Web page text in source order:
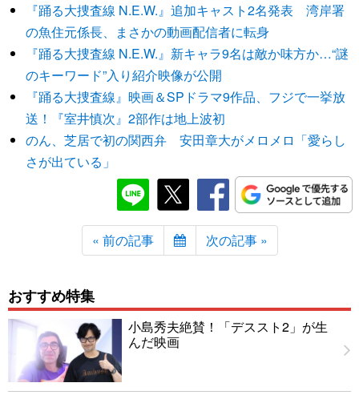
『踊る大捜査線 N.E.W.』追加キャスト2名発表 湾岸署
の魚住元係長、まさかの動画配信者に転身
『踊る大捜査線 N.E.W.』新キャラ9名は敵か味方か…“謎
のキーワード”入り紹介映像が公開
『踊る大捜査線』映画＆SPドラマ9作品、フジで一挙放
送！『室井慎次』2部作は地上波初
のん、芝居で初の関西弁 安田章大がメロメロ「愛らし
さが出ている」
« 前の記事 次の記事 »
おすすめ特集
小島秀夫絶賛！「デススト2」が生
んだ映画